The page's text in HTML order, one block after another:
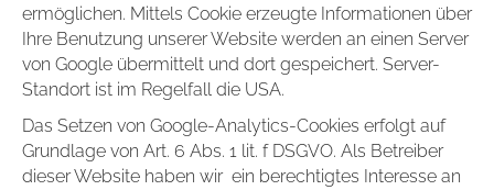
ermöglichen. Mittels Cookie erzeugte Informationen über
Ihre Benutzung unserer Website werden an einen Server
von Google übermittelt und dort gespeichert. Server-
Standort ist im Regelfall die USA.
Das Setzen von Google-Analytics-Cookies erfolgt auf
Grundlage von Art. 6 Abs. 1 lit. f DSGVO. Als Betreiber
dieser Website haben wir ein berechtigtes Interesse an